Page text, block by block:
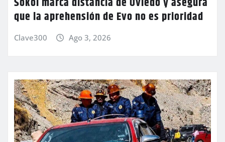
que la aprehensión de Evo no es prioridad
Clave300 Ago 3, 2026